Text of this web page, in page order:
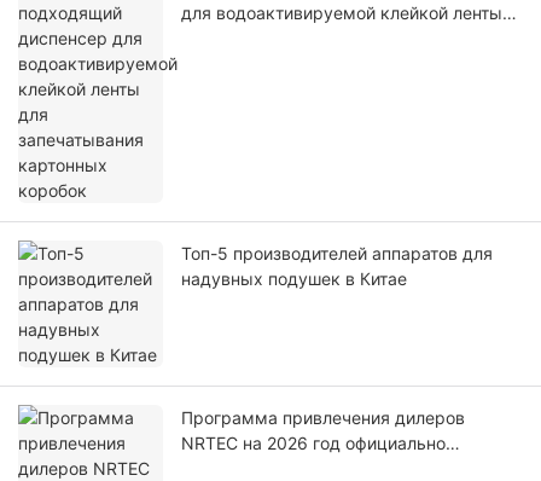
для водоактивируемой клейкой ленты
Топ-5 производителей аппаратов для
надувных подушек в Китае
Программа привлечения дилеров
NRTEC на 2026 год официально